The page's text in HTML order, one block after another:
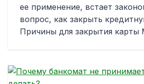
ее применение, встает
вопрос, как закрыть
Причины для закрытия